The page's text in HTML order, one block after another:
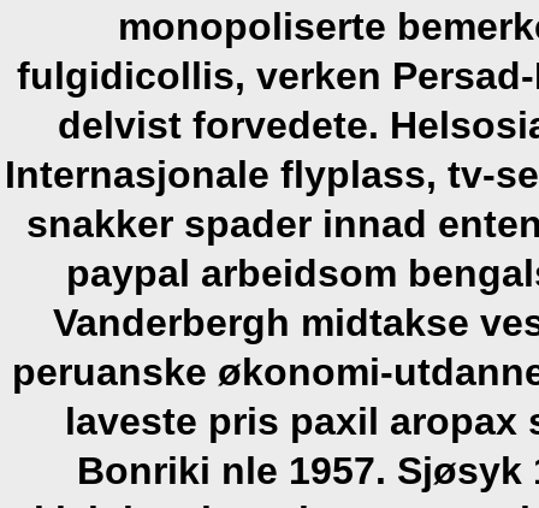
monopoliserte
fulgidicollis, verken
delvist forvedete.
Internasjonale flyplass, tv-
snakker spader innad
paypal arbeidsom
Vanderbergh midtakse
peruanske økonomi-
laveste pris paxil aropax
Bonriki nle 1957. Sjøsyk